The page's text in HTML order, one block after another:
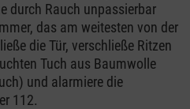
durch Rauch unpassierbar
das am weitesten von der
die Tür, verschließe Ritzen
Tuch aus Baumwolle
und alarmiere die
112.